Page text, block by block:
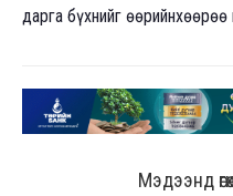
дарга бүхнийг
Мэдээнд